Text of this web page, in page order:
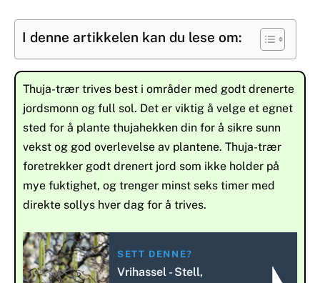
I denne artikkelen kan du lese om:
Thuja-trær trives best i områder med godt drenerte
jordsmonn og full sol. Det er viktig å velge et egnet
sted for å plante thujahekken din for å sikre sunn
vekst og god overlevelse av plantene. Thuja-trær
foretrekker godt drenert jord som ikke holder på
mye fuktighet, og trenger minst seks timer med
direkte sollys hver dag for å trives.
SETT DENNE?
Vrihassel - Stell,